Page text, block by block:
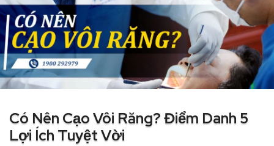
Có Nên Cạo Vôi Răng? Điểm Danh 5
Lợi Ích Tuyệt Vời